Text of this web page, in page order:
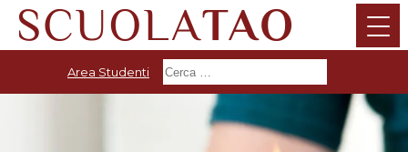
Area Studenti